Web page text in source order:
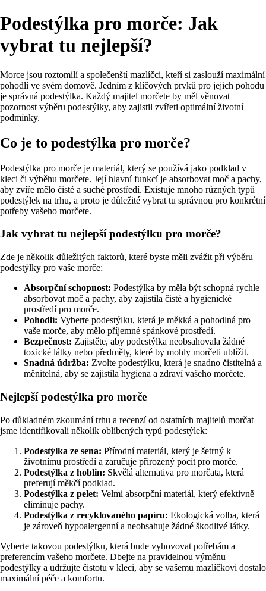
Podestýlka pro morče: Jak
vybrat tu nejlepší?
Morce jsou roztomilí a společenští mazlíčci, kteří si zaslouží maximální
pohodlí ve svém domově. Jedním z klíčových prvků pro jejich pohodu
je správná podestýlka. Každý majitel morčete by měl věnovat
pozornost výběru podestýlky, aby zajistil zvířeti optimální životní
podmínky.
Co je to podestýlka pro morče?
Podestýlka pro morče je materiál, který se používá jako podklad v
kleci či výběhu morčete. Její hlavní funkcí je absorbovat moč a pachy,
aby zvíře mělo čisté a suché prostředí. Existuje mnoho různých typů
podestýlek na trhu, a proto je důležité vybrat tu správnou pro konkrétní
potřeby vašeho morčete.
Jak vybrat tu nejlepší podestýlku pro morče?
Zde je několik důležitých faktorů, které byste měli zvážit při výběru
podestýlky pro vaše morče:
Absorpční schopnost: Podestýlka by měla být schopná rychle
absorbovat moč a pachy, aby zajistila čisté a hygienické
prostředí pro morče.
Pohodlí: Vyberte podestýlku, která je měkká a pohodlná pro
vaše morče, aby mělo příjemné spánkové prostředí.
Bezpečnost: Zajistěte, aby podestýlka neobsahovala žádné
toxické látky nebo předměty, které by mohly morčeti ublížit.
Snadná údržba: Zvolte podestýlku, která je snadno čistitelná a
měnitelná, aby se zajistila hygiena a zdraví vašeho morčete.
Nejlepší podestýlka pro morče
Po důkladném zkoumání trhu a recenzí od ostatních majitelů morčat
jsme identifikovali několik oblíbených typů podestýlek:
Podestýlka ze sena: Přírodní materiál, který je šetrný k
životnímu prostředí a zaručuje přirozený pocit pro morče.
Podestýlka z hoblin: Skvělá alternativa pro morčata, která
preferují měkčí podklad.
Podestýlka z pelet: Velmi absorpční materiál, který efektivně
eliminuje pachy.
Podestýlka z recyklovaného papíru: Ekologická volba, která
je zároveň hypoalergenní a neobsahuje žádné škodlivé látky.
Vyberte takovou podestýlku, která bude vyhovovat potřebám a
preferencím vašeho morčete. Dbejte na pravidelnou výměnu
podestýlky a udržujte čistotu v kleci, aby se vašemu mazlíčkovi dostalo
maximální péče a komfortu.